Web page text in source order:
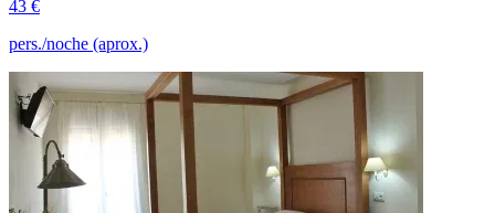
43 €
pers./noche (aprox.)